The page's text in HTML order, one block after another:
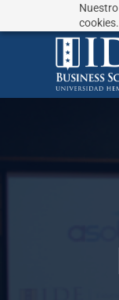
cookies.
¿No sabes que